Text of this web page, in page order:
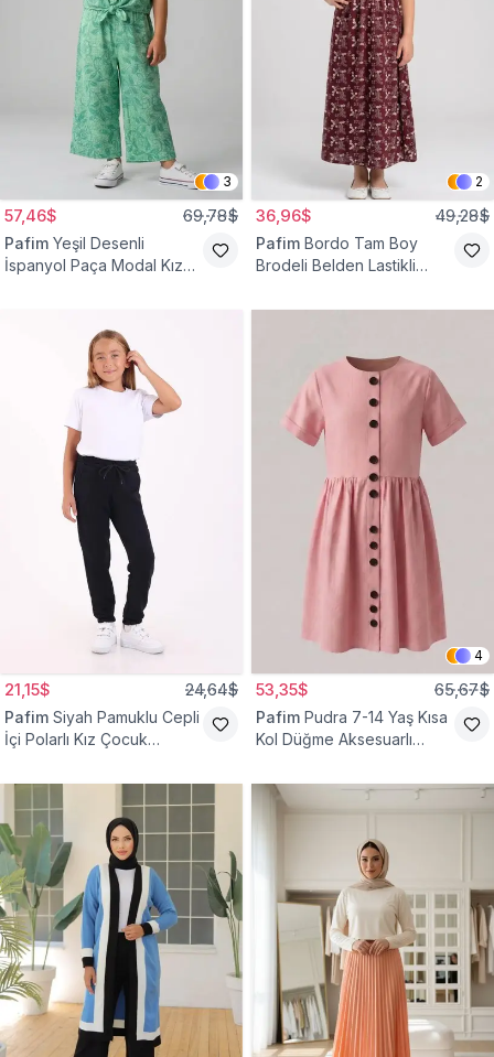
3
57,46$ 69,78$
Pafim Yeşil Desenli
İspanyol Paça Modal Kız
2
36,96$ 49,28$
Pafim Bordo Tam Boy
Brodeli Belden Lastikli
21,15$ 24,64$
Pafim Siyah Pamuklu Cepli
İçi Polarlı Kız Çocuk
4
53,35$ 65,67$
Pafim Pudra 7-14 Yaş Kısa
Kol Düğme Aksesuarlı